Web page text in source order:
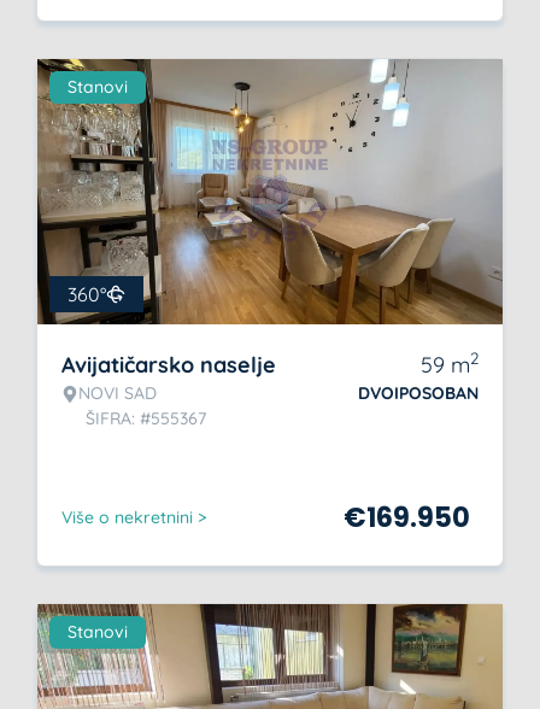
Stanovi
360°
Avijatičarsko naselje
NOVI SAD
ŠIFRA: #555367
59 m2
DVOIPOSOBAN
Više o nekretnini > €169.950
Stanovi